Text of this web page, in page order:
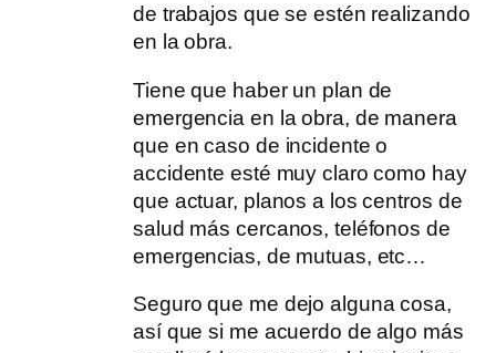
de trabajos que se estén realizando
en la obra.
Tiene que haber un plan de
emergencia en la obra, de manera
que en caso de incidente o
accidente esté muy claro como hay
que actuar, planos a los centros de
salud más cercanos, teléfonos de
emergencias, de mutuas, etc…
Seguro que me dejo alguna cosa,
así que si me acuerdo de algo más